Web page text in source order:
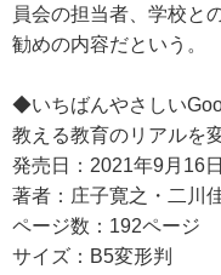
員会の担当者、学校と
勧めの内容だという。
◆いちばんやさしい
教える教育のリアルを
発売日：2021年9月16日
著者：庄子寛之・二川
ページ数：192ページ
サイズ：B5変形判